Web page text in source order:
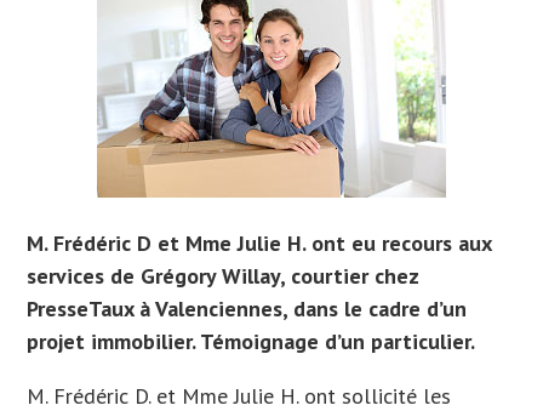
M. Frédéric D et Mme Julie H. ont eu recours aux
services de Grégory Willay, courtier chez
PresseTaux à Valenciennes, dans le cadre d’un
projet immobilier. Témoignage d’un particulier.
M. Frédéric D. et Mme Julie H. ont sollicité les